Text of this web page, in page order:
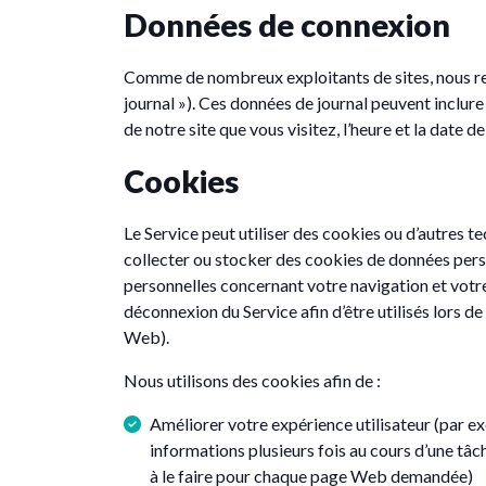
Données de connexion
Comme de nombreux exploitants de sites, nous
journal »). Ces données de journal peuvent
de notre site que vous visitez, l’heure et la date
Cookies
Le Service peut utiliser des cookies ou d’autres
collecter ou stocker des cookies de données
personnelles concernant votre navigation et
déconnexion du Service afin d’être utilisés lors
Web).
Nous utilisons des cookies afin de :
Améliorer votre expérience utilisateur (par
informations plusieurs fois au cours d’une
à le faire pour chaque page Web demandée)